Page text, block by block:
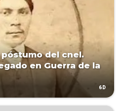
del cnel.
en Guerra de la
6D